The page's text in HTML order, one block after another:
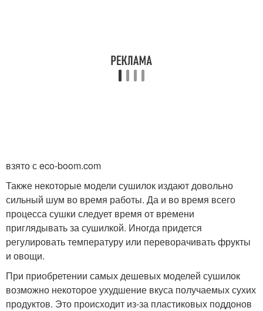
взято с eco-boom.com
Также некоторые модели сушилок издают довольно
сильный шум во время работы. Да и во время всего
процесса сушки следует время от времени
приглядывать за сушилкой. Иногда придется
регулировать температуру или переворачивать фрукты
и овощи.
При приобретении самых дешевых моделей сушилок
возможно некоторое ухудшение вкуса получаемых сухих
продуктов. Это происходит из-за пластиковых поддонов